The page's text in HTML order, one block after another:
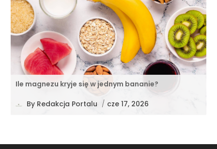
Ile magnezu kryje się w jednym bananie?
By Redakcja Portalu / cze 17, 2026